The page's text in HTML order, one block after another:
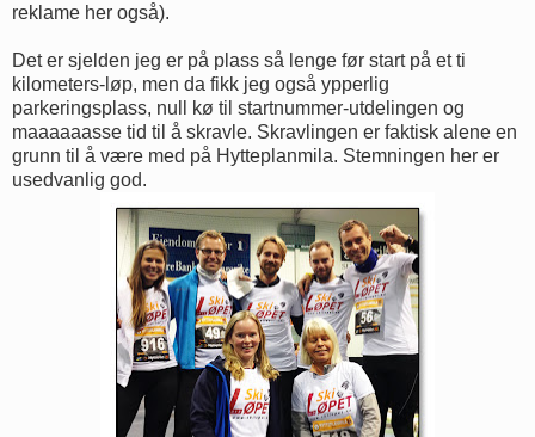
reklame her også).
Det er sjelden jeg er på plass så lenge før start på et ti
kilometers-løp, men da fikk jeg også ypperlig
parkeringsplass, null kø til startnummer-utdelingen og
maaaaaasse tid til å skravle. Skravlingen er faktisk alene en
grunn til å være med på Hytteplanmila. Stemningen her er
usedvanlig god.